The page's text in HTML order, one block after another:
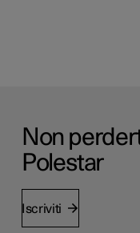
Non
Polestar
Iscriviti